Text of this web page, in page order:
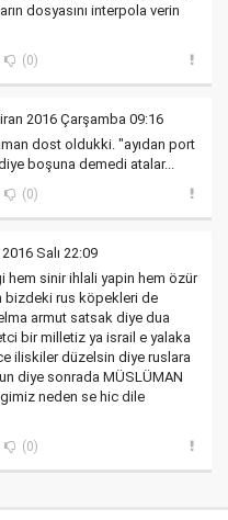
dosyasını interpola verin
(0)
2016 Çarşamba 09:16
dost oldukki. "ayıdan port
boşuna demedi atalar...
(0)
Salı 22:09
hem sinir ihlali yapin hem özür
bizdeki rus köpekleri de
armut satsak diye dua
bir milletiz ya israil e yalaka
iliskiler düzelsin diye ruslara
diye sonrada MÜSLÜMAN
neden se hic dile
(0)